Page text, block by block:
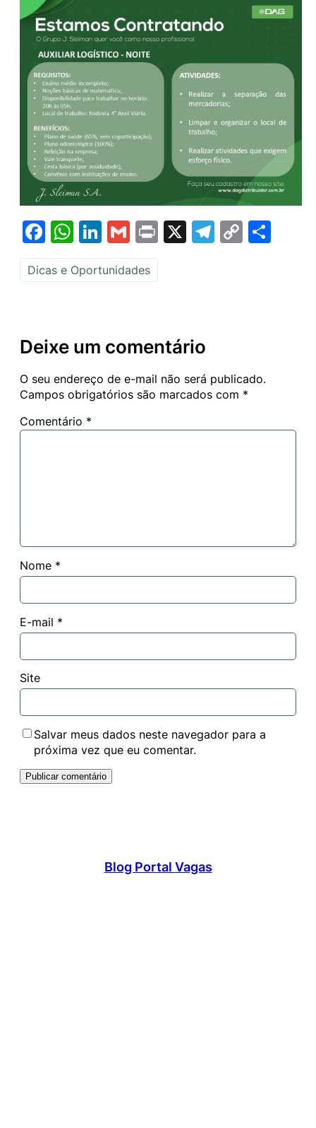
Facebook
WhatsApp
LinkedIn
GmailPrint
X Telegram
Copy
Dicas e Oportunidades
Deixe um comentário
O seu endereço de e-mail não será publicado.
Campos obrigatórios são marcados com *
Comentário *
Nome *
E-mail *
Site
Salvar meus dados neste navegador para a
próxima vez que eu comentar.
Blog Portal Vagas